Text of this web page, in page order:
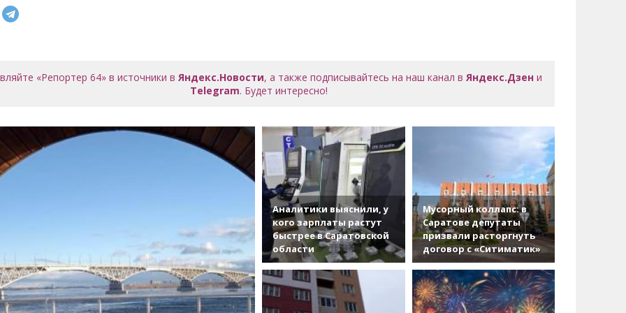
«Репортер 64» в источники вЯндекс.Новости, а также подписывайтесь на наш канал вЯндекс.Дзен и
Telegram. Будет интересно!
Аналитики выяснили, у
кого зарплаты растут
быстрее в Саратовской
области
Мусорный коллапс: в
Саратове депутаты
призвали расторгнуть
договор с «Ситиматик»